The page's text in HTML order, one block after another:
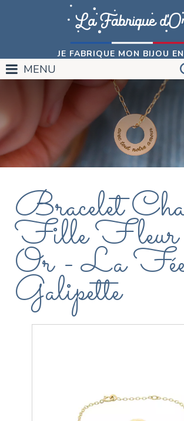
JE FABRIQUE MON BIJOU
MENU
Bracelet
Fille Fleur
Or - La
Galipette